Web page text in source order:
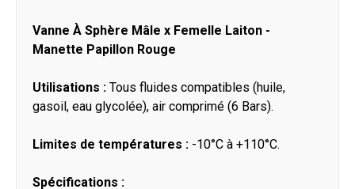
Vanne À Sphère Mâle x Femelle Laiton -
Manette Papillon Rouge
Utilisations : Tous fluides compatibles (huile,
gasoil, eau glycolée), air comprimé (6 Bars).
Limites de températures : -10°C à +110°C.
Spécifications :